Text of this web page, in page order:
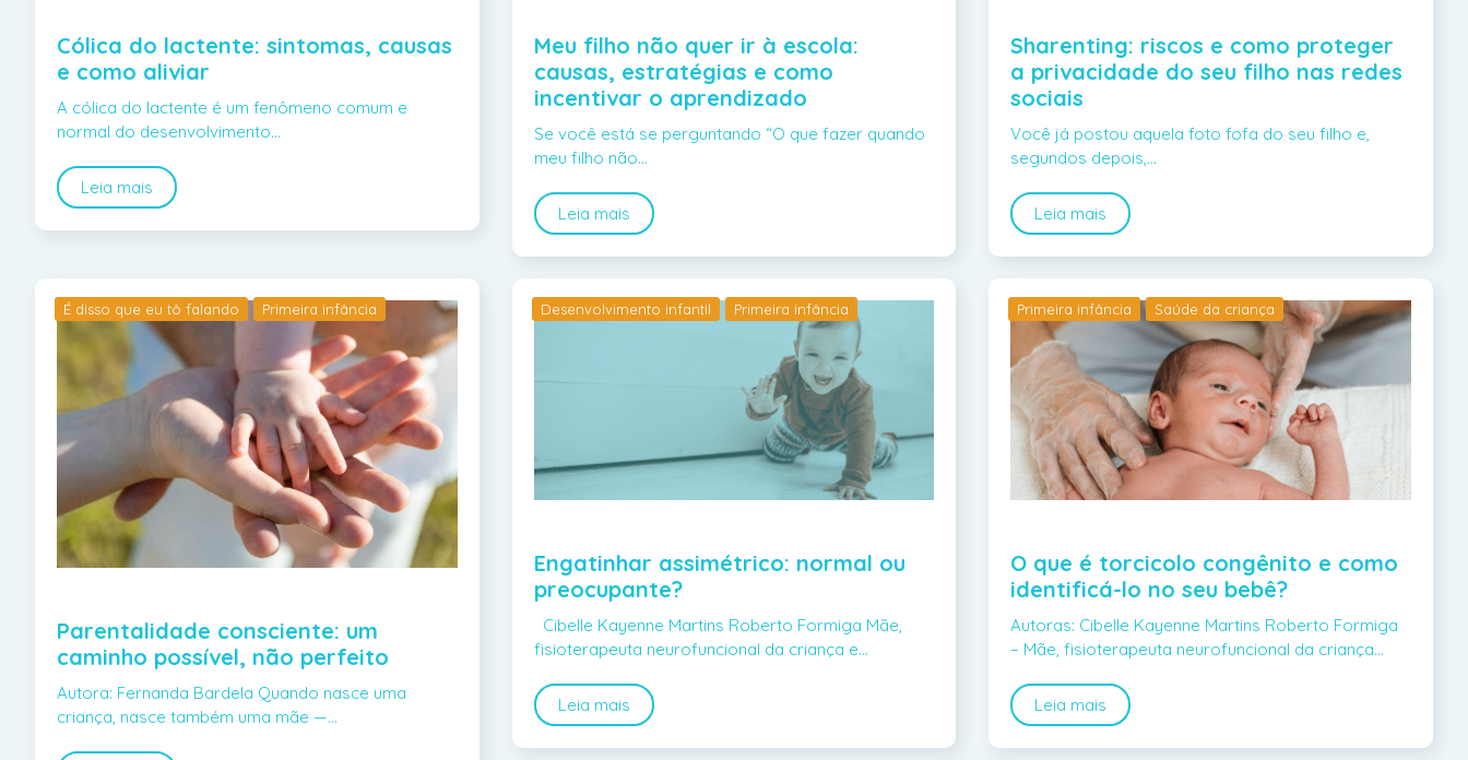
Cólica do lactente: sintomas, causas
e como aliviar
A cólica do lactente é um fenômeno comum e
normal do desenvolvimento…
Leia mais
Meu filho não quer ir à escola:
causas, estratégias e como
incentivar o aprendizado
Se você está se perguntando “O que fazer quando
meu filho não…
Leia mais
Sharenting: riscos e como proteger
a privacidade do seu filho nas redes
sociais
Você já postou aquela foto fofa do seu filho e,
segundos depois,…
Leia mais
É disso que eu tô falando Primeira infância
Parentalidade consciente: um
caminho possível, não perfeito
Autora: Fernanda Bardela Quando nasce uma
criança, nasce também uma mãe —…
Desenvolvimento infantil Primeira infância
Engatinhar assimétrico: normal ou
preocupante?
Cibelle Kayenne Martins Roberto Formiga Mãe,
fisioterapeuta neurofuncional da criança e…
Leia mais
Primeira infância Saúde da criança
O que é torcicolo congênito e como
identificá-lo no seu bebê?
Autoras: Cibelle Kayenne Martins Roberto Formiga
– Mãe, fisioterapeuta neurofuncional da criança…
Leia mais